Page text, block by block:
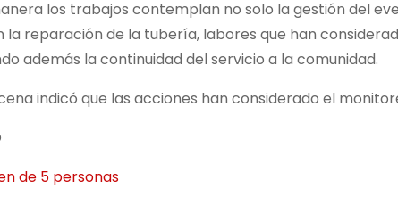
los trabajos contemplan no solo la gestión del
la reparación de la tubería, labores que han
además la continuidad del servicio a la comunidad.
indicó que las acciones han considerado el